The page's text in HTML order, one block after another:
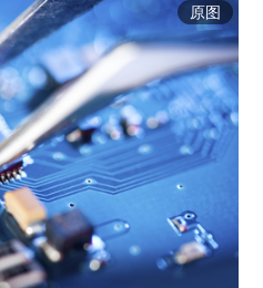
原图